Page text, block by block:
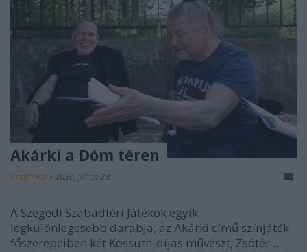
Akárki a Dóm téren
mtothorsi • 2020. július 23.
A Szegedi Szabadtéri Játékok egyik
legkülönlegesebb darabja, az Akárki című színjáték
főszerepeiben két Kossuth-díjas művészt, Zsótér ...